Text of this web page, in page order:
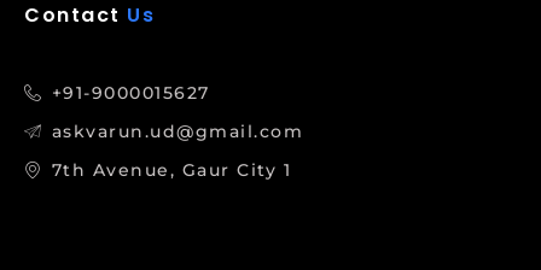
Contact Us
+91-9000015627
askvarun.ud@gmail.com
7th Avenue, Gaur City 1